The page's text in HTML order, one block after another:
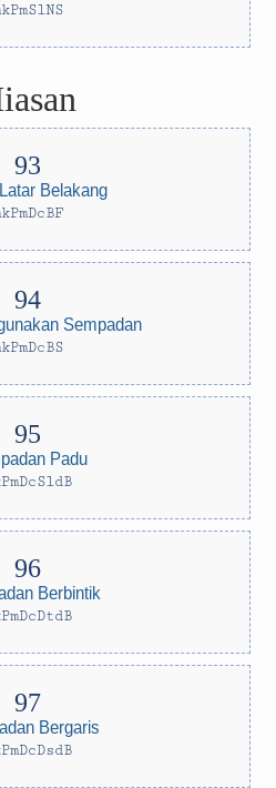
Belakang
Sempadan
Padu
Berbintik
Bergaris